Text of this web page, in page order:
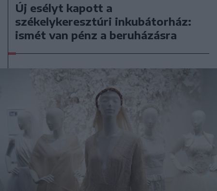
Új esélyt kapott a
székelykeresztúri inkubátorház:
ismét van pénz a beruházásra